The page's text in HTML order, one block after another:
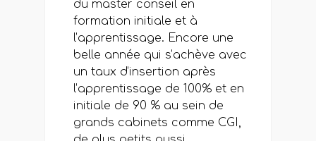
du master conseil en
formation initiale et à
l’apprentissage. Encore une
belle année qui s’achève avec
un taux d’insertion après
l’apprentissage de 100% et en
initiale de 90 % au sein de
grands cabinets comme CGI,